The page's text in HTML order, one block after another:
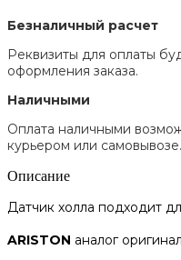
Безналичный расчет
Реквизиты для оплаты
оформления заказа.
Наличными
Оплата наличными
курьером или самовывозе.
Описание
Датчик холла подходит
ARISTON аналог